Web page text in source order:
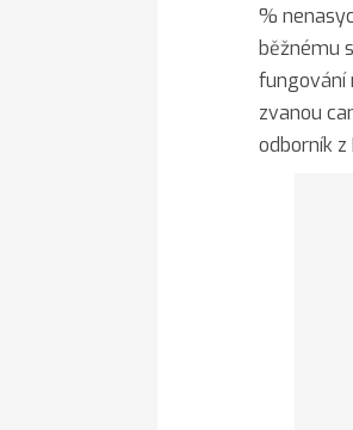
%
běžnému
fungování
zvanou
odborník z